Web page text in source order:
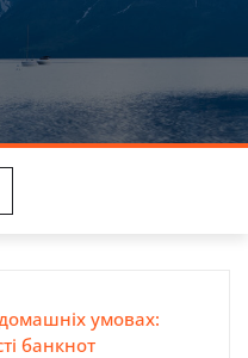
умовах:
банкнот